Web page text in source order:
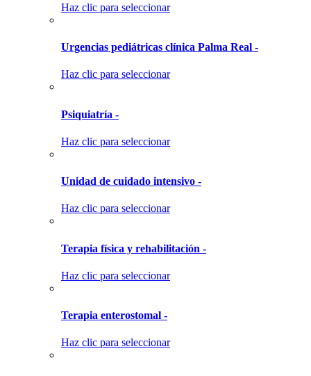
Haz clic para seleccionar
Urgencias pediátricas clínica Palma Real -
Haz clic para seleccionar
Psiquiatría -
Haz clic para seleccionar
Unidad de cuidado intensivo -
Haz clic para seleccionar
Terapia física y rehabilitación -
Haz clic para seleccionar
Terapia enterostomal -
Haz clic para seleccionar